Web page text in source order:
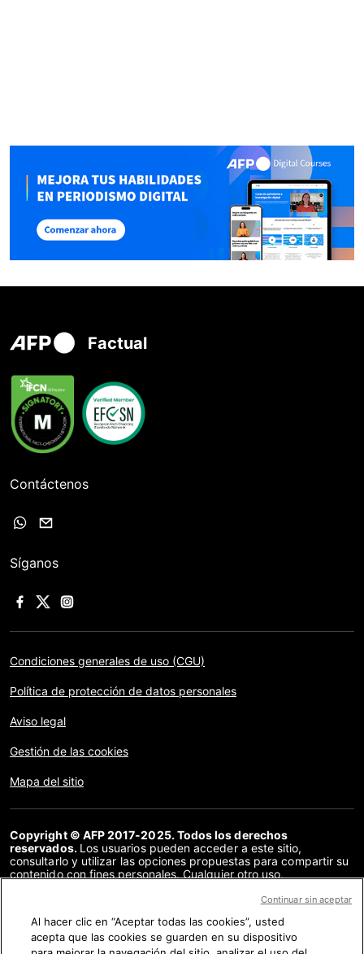
Factual
Contáctenos
Síganos
Condiciones generales de uso (CGU)
Política de protección de datos personales
Aviso legal
Gestión de las cookies
Mapa del sitio
Copyright © AFP 2017-2025. Todos los derechos
reservados. Los usuarios pueden acceder a este sitio,
consultarlo y utilizar las opciones propuestas para compartir su
contenido con fines personales. Cualquier otro uso,
distribución del contenido de este sitio, en su totalidad o en
acuerdo específico firmado con la AFP, está estrictamente
prohibido. Los elementos analizados en cada verificación se
Al hacer clic en “Aceptar todas las cookies”, usted
acepta que las cookies se guarden en su dispositivo
Continuar sin aceptar